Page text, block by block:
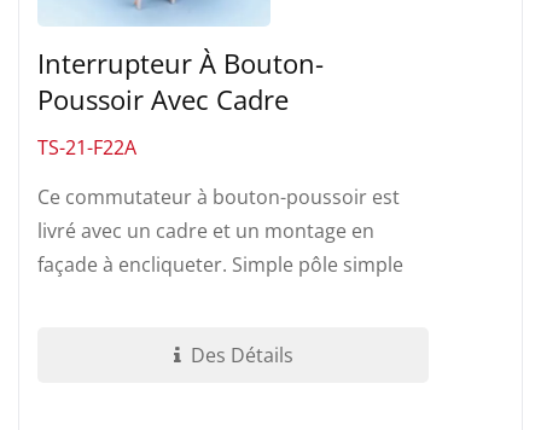
Interrupteur À Bouton-
Poussoir Avec Cadre
TS-21-F22A
Ce commutateur à bouton-poussoir est
livré avec un cadre et un montage en
façade à encliqueter. Simple pôle simple
Des Détails